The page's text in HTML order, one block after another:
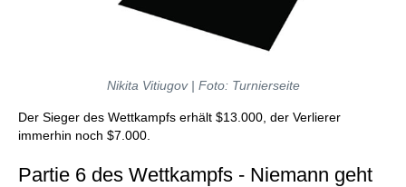
Nikita Vitiugov | Foto: Turnierseite
Der Sieger des Wettkampfs erhält $13.000, der Verlierer
immerhin noch $7.000.
Partie 6 des Wettkampfs - Niemann geht